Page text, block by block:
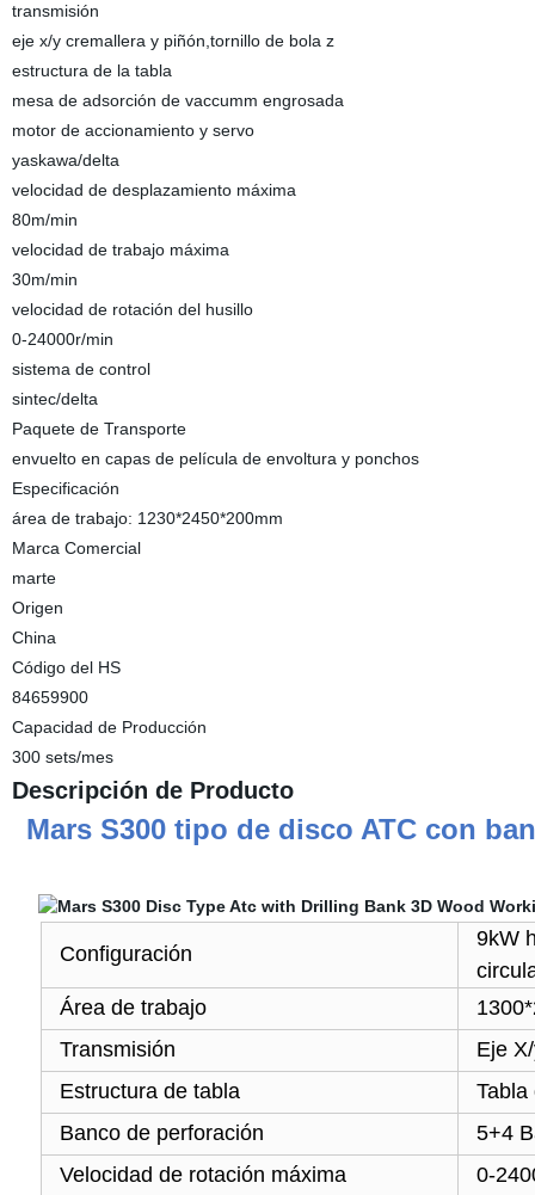
transmisión
eje x/y cremallera y piñón,tornillo de bola z
estructura de la tabla
mesa de adsorción de vaccumm engrosada
motor de accionamiento y servo
yaskawa/delta
velocidad de desplazamiento máxima
80m/min
velocidad de trabajo máxima
30m/min
velocidad de rotación del husillo
0-24000r/min
sistema de control
sintec/delta
Paquete de Transporte
envuelto en capas de película de envoltura y ponchos
Especificación
área de trabajo: 1230*2450*200mm
Marca Comercial
marte
Origen
China
Código del HS
84659900
Capacidad de Producción
300 sets/mes
Descripción de Producto
Mars S300 tipo de disco ATC con
Configuración
9kW
Área de trabajo
Transmisión
Eje
Estructura de tabla
Tabla
Banco de perforación
5+4
Velocidad de rotación máxima
0-